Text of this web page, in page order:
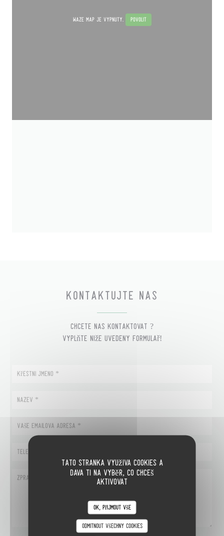
Tato stránka využívá cookies a
dává ti na výběr, co chceš
aktivovat
OK, přijmout vše
Odmítnout všechny cookies
Waze Map je vypnutý. Povolit
KONTAKTUJTE NÁS
Chcete nás kontaktovat ?
Vyplňte níže uvedený formulář!